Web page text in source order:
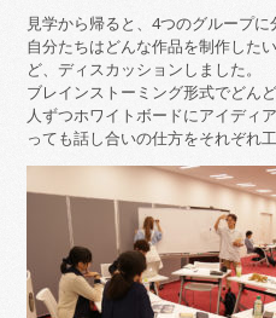
見学から帰ると、4つのグループに
自分たちはどんな作品を制作した
ど、ディスカッションしました。
ブレインストーミング形式でどん
人ずつホワイトボードにアイディ
っても話し合いの仕方をそれぞれ